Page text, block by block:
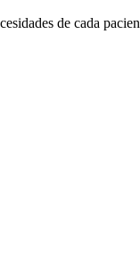
de cada